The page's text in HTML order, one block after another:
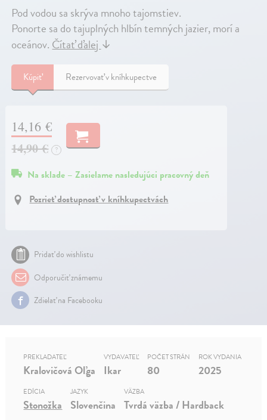
Pod vodou sa skrýva mnoho tajomstiev.
Ponorte sa do tajuplných hlbín temných jazier, morí a
oceánov.Čítať ďalej↓
Kúpiť Rezervovať v kníhkupectve
14,16 €
14,90 €
?
Na sklade – Zasielame nasledujúci pracovný deň
Pozrieť dostupnosť v kníhkupectvách
Pridať do wishlistu
Odporučiť známemu
Zdielať na Facebooku
PREKLADATEĽ
Kralovičová Oľga
VYDAVATEĽ
Ikar
POČET STRÁN
80
ROK VYDANIA
2025
EDÍCIA
Stonožka
JAZYK
Slovenčina
VÄZBA
Tvrdá väzba / Hardback